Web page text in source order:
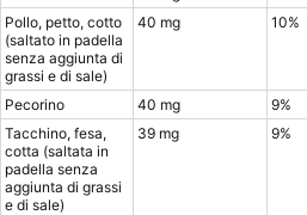
Pollo, petto, cotto
(saltato in padella
senza aggiunta di
grassi e di sale)
40 mg 10%
Pecorino 40 mg 9%
Tacchino, fesa,
cotta (saltata in
padella senza
aggiunta di grassi
e di sale)
39 mg 9%